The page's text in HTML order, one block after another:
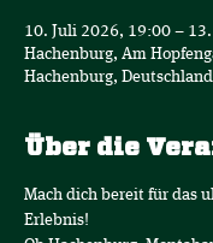
10. Juli 2026, 19:00 –
Hachenburg, Am
Hachenburg, Deutschland
Über die
Mach dich bereit für das
Erlebnis!